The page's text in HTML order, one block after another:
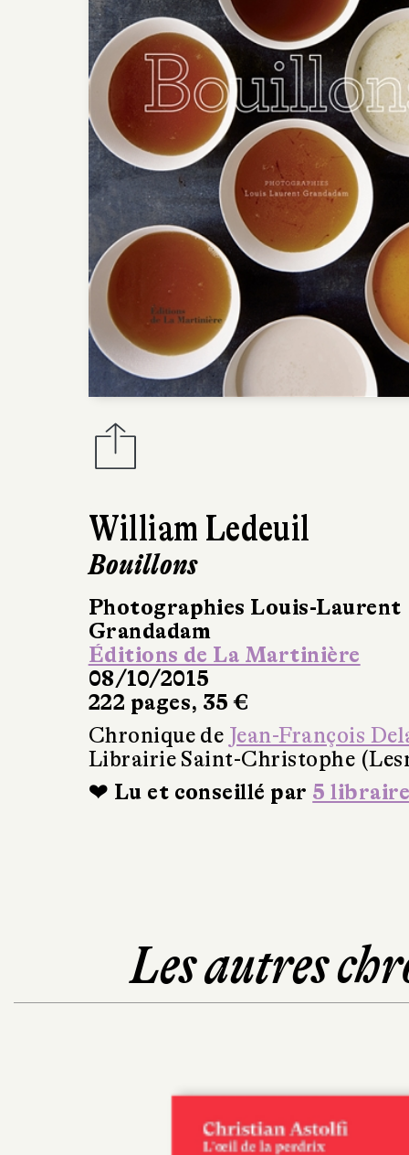
William Ledeuil
Bouillons
Photographies Louis-Laurent
Grandadam
Éditions de La Martinière
08/10/2015
222 pages, 35 €
Chronique de Jean-François
Librairie Saint-Christophe
❤ Lu et conseillé par 5
Les autres